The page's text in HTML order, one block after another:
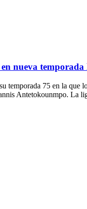
nueva
75 en la que
Antetokounmpo. La